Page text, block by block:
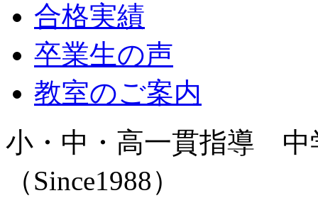
合格実績
卒業生の声
教室のご案内
小・中・高一貫指導 中
（Since1988）